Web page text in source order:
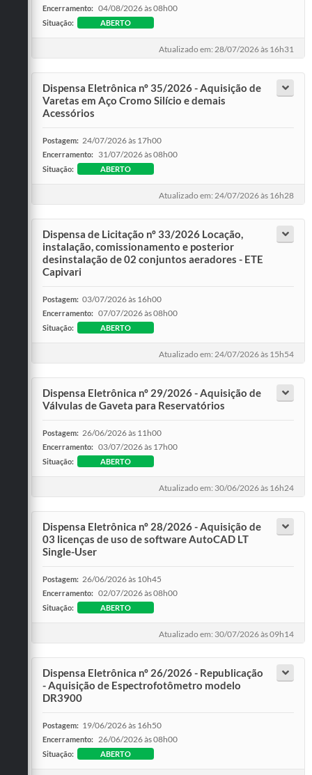
Encerramento: 04/08/2026 às 08h00
Situação: ABERTO
Atualizado em: 28/07/2026 às 16h31
Dispensa Eletrônica nº 35/2026 - Aquisição de
Varetas em Aço Cromo Silício e demais
Acessórios
Postagem: 24/07/2026 às 17h00
Encerramento: 31/07/2026 às 08h00
Situação: ABERTO
Atualizado em: 24/07/2026 às 16h28
Dispensa de Licitação nº 33/2026 Locação,
instalação, comissionamento e posterior
desinstalação de 02 conjuntos aeradores - ETE
Capivari
Postagem: 03/07/2026 às 16h00
Encerramento: 07/07/2026 às 08h00
Situação: ABERTO
Atualizado em: 24/07/2026 às 15h54
Dispensa Eletrônica nº 29/2026 - Aquisição de
Válvulas de Gaveta para Reservatórios
Postagem: 26/06/2026 às 11h00
Encerramento: 03/07/2026 às 17h00
Situação: ABERTO
Atualizado em: 30/06/2026 às 16h24
Dispensa Eletrônica nº 28/2026 - Aquisição de
03 licenças de uso de software AutoCAD LT
Single-User
Postagem: 26/06/2026 às 10h45
Encerramento: 02/07/2026 às 08h00
Situação: ABERTO
Atualizado em: 30/07/2026 às 09h14
Dispensa Eletrônica nº 26/2026 - Republicação
- Aquisição de Espectrofotômetro modelo
DR3900
Postagem: 19/06/2026 às 16h50
Encerramento: 26/06/2026 às 08h00
Situação: ABERTO